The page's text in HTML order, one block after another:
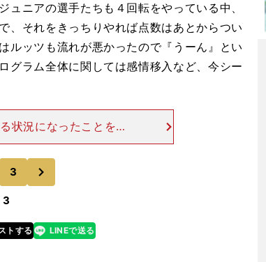
ュニアの選手たちも４回転をやっている中、
、それをきっちりやれば点数はあとからつい
ルッツも流れが悪かったので『うーん』とい
グラム全体に関しては感情移入など、今シー
状況になったことを聞
えてこないし、それを
彰台というよりも、大
3
3
トする
line LINEで送る